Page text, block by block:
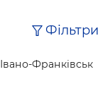
Фільтри
Івано-Франківськ